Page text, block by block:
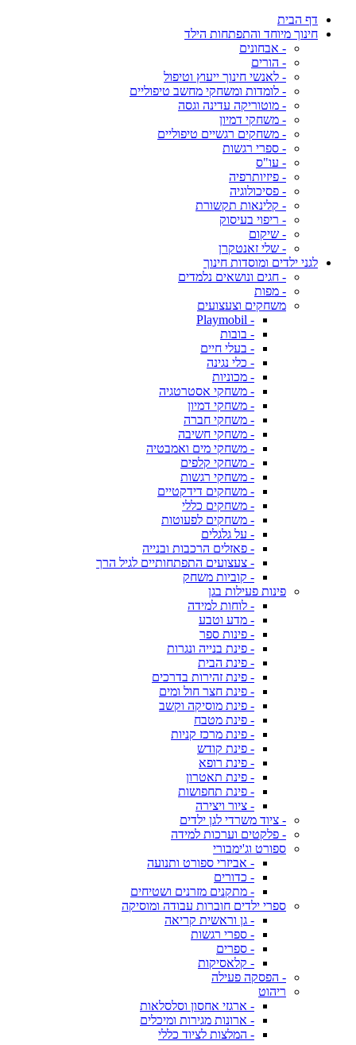
דף הבית
חינוך מיוחד והתפתחות הילד
- אבחונים
- הורים
- לאנשי חינוך ייעוץ וטיפול
- לומדות ומשחקי מחשב טיפוליים
- מוטוריקה עדינה וגסה
- משחקי דמיון
- משחקים רגשיים טיפוליים
- ספרי רגשות
- עו"ס
- פיזיותרפיה
- פסיכולוגיה
- קלינאות תקשורת
- ריפוי בעיסוק
- שיקום
- שלי זאנטקרן
לגני ילדים ומוסדות חינוך
- חגים ונושאים נלמדים
- מפות
משחקים וצעצועים
- Playmobil
- בובות
- בעלי חיים
- כלי נגינה
- מכוניות
- משחקי אסטרטגיה
- משחקי דמיון
- משחקי חברה
- משחקי חשיבה
- משחקי מים ואמבטיה
- משחקי קלפים
- משחקי רגשות
- משחקים דידקטיים
- משחקים כללי
- משחקים לפעוטות
- על גלגלים
- פאזלים הרכבות ובנייה
- צעצועים התפתחותיים לגיל הרך
- קוביות משחק
פינות פעילות בגן
- לוחות למידה
- מדע וטבע
- פינות ספר
- פינת בנייה ונגרות
- פינת הבית
- פינת זהירות בדרכים
- פינת חצר חול ומים
- פינת מוסיקה וקשב
- פינת מטבח
- פינת מרכז קניות
- פינת קודש
- פינת רופא
- פינת תאטרון
- פינת תחפושות
- ציור ויצירה
- ציוד משרדי לגן ילדים
- פלקטים וערכות למידה
ספורט וג'ימבורי
- אביזרי ספורט ותנועה
- כדורים
- מתקנים מזרנים ושטיחים
ספרי ילדים חוברות עבודה ומוסיקה
- גן וראשית קריאה
- ספרי רגשות
- ספרים
- קלאסיקות
- הפסקה פעילה
ריהוט
- ארגזי אחסון וסלסלאות
- ארונות מגירות ומיכלים
- המלצות לציוד כללי